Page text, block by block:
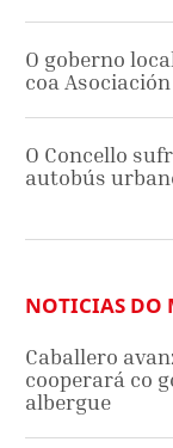
O goberno
coa
O Concello
autobús
NOTICIAS DO
Caballero
cooperará co
albergue